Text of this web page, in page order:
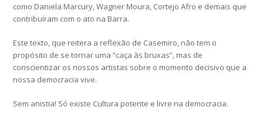
como Daniela Marcury, Wagner Moura, Cortejo Afro e demais que
contribuíram com o ato na Barra.
Este texto, que reitera a reflexão de Casemiro, não tem o
propósito de se tornar uma “caça às bruxas”, mas de
conscientizar os nossos artistas sobre o momento decisivo que a
nossa democracia vive.
Sem anistia! Só existe Cultura potente e livre na democracia.